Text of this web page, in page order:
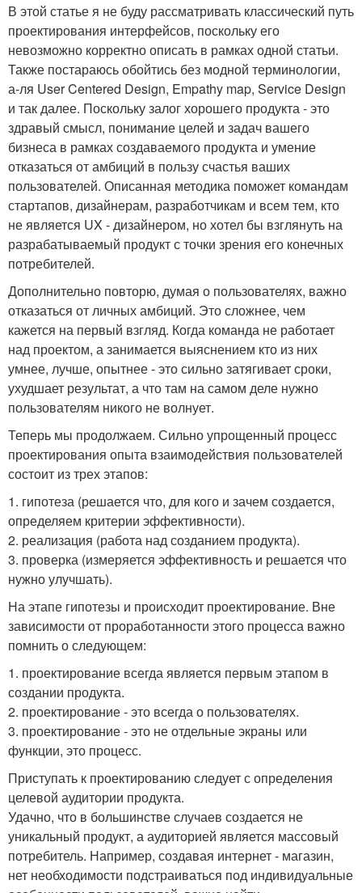
В этой статье я не буду рассматривать классический путь
проектирования интерфейсов, поскольку его
невозможно корректно описать в рамках одной статьи.
Также постараюсь обойтись без модной терминологии,
а-ля User Centered Design, Empathy map, Service Design
и так далее. Поскольку залог хорошего продукта - это
здравый смысл, понимание целей и задач вашего
бизнеса в рамках создаваемого продукта и умение
отказаться от амбиций в пользу счастья ваших
пользователей. Описанная методика поможет командам
стартапов, дизайнерам, разработчикам и всем тем, кто
не является UX - дизайнером, но хотел бы взглянуть на
разрабатываемый продукт с точки зрения его конечных
потребителей.
Дополнительно повторю, думая о пользователях, важно
отказаться от личных амбиций. Это сложнее, чем
кажется на первый взгляд. Когда команда не работает
над проектом, а занимается выяснением кто из них
умнее, лучше, опытнее - это сильно затягивает сроки,
ухудшает результат, а что там на самом деле нужно
пользователям никого не волнует.
Теперь мы продолжаем. Сильно упрощенный процесс
проектирования опыта взаимодействия пользователей
состоит из трех этапов:
1. гипотеза (решается что, для кого и зачем создается,
определяем критерии эффективности).
2. реализация (работа над созданием продукта).
3. проверка (измеряется эффективность и решается что
нужно улучшать).
На этапе гипотезы и происходит проектирование. Вне
зависимости от проработанности этого процесса важно
помнить о следующем:
1. проектирование всегда является первым этапом в
создании продукта.
2. проектирование - это всегда о пользователях.
3. проектирование - это не отдельные экраны или
функции, это процесс.
Приступать к проектированию следует с определения
целевой аудитории продукта.
Удачно, что в большинстве случаев создается не
уникальный продукт, а аудиторией является массовый
потребитель. Например, создавая интернет - магазин,
нет необходимости подстраиваться под индивидуальные